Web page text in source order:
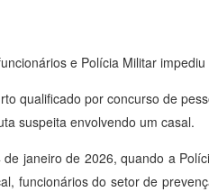
e Polícia Militar
qualificado por concurso de
suspeita envolvendo um casal.
janeiro de 2026, quando a
funcionários do setor de